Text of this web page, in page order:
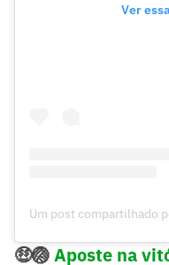
Ver
🤑🏐Aposte na